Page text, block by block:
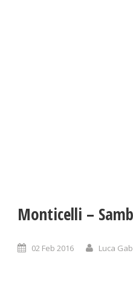
Monticelli –
02 Feb 2016 Luca